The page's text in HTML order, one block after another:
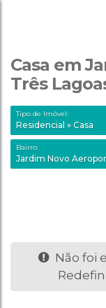
Casa em
Três
Tipo de Imóvel:
Residencial » Casa
Bairro:
Jardim Novo
Não foi